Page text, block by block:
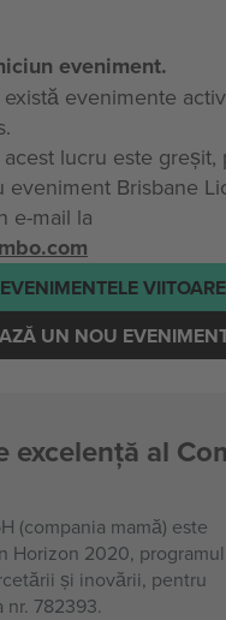
eveniment.
evenimente
lucru este greșit,
eveniment Brisbane
e-mail la
VIITOARE
UN NOU
excelență al
(compania mamă) este
Horizon 2020,
și inovării, pentru
nr. 782393.